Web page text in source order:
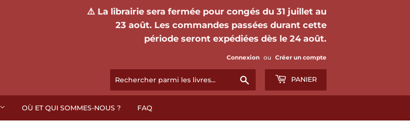
⚠️ La librairie sera fermée pour congés du 31 juillet au
23 août. Les commandes passées durant cette
période seront expédiées dès le 24 août.
Connexion ou Créer un compte
Chercher PANIER
OÙ ET QUI SOMMES-NOUS ? FAQ